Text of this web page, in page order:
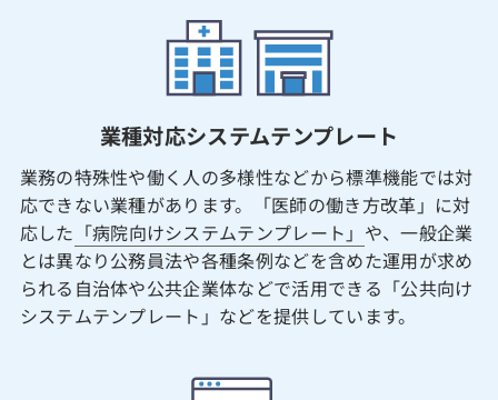
業種対応システムテンプレート
業務の特殊性や働く人の多様性などから標準機能では対
応できない業種があります。「医師の働き方改革」に対
応した 「病院向けシステムテンプレート」 や、一般企業
とは異なり公務員法や各種条例などを含めた運用が求め
られる自治体や公共企業体などで活用できる「公共向け
システムテンプレート」などを提供しています。